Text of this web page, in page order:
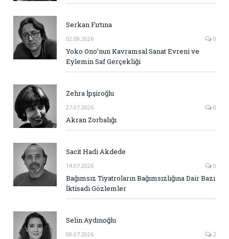
Serkan Fırtına
02.08.2026 0
Yoko Ono’nun Kavramsal Sanat Evreni ve
Eylemin Saf Gerçekliği
Zehra İpşiroğlu
27.07.2026 0
Akran Zorbalığı
Sacit Hadi Akdede
14.07.2026 0
Bağımsız Tiyatroların Bağımsızlığına Dair Bazı
İktisadi Gözlemler
Selin Aydınoğlu
08.07.2026 2